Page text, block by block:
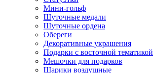
Мини-гольф
Шуточные медали
Шуточные ордена
Обереги
Декоративные украшения
Подарки с восточной тематикой
Мешочки для подарков
Шарики воздушные